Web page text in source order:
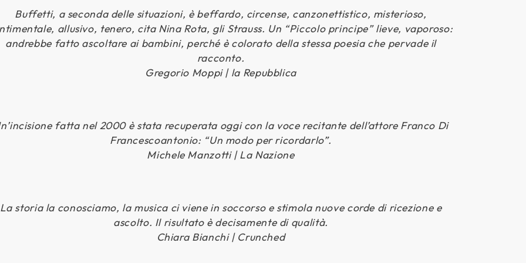
Buffetti, a seconda delle situazioni, è beffardo, circense, canzonettistico, misterioso,
allusivo, tenero, cita Nina Rota, gli Strauss. Un “Piccolo principe” lieve, vaporoso:
andrebbe fatto ascoltare ai bambini, perché è colorato della stessa poesia che pervade il
racconto.
Gregorio Moppi | la Repubblica
fatta nel 2000 è stata recuperata oggi con la voce recitante dell’attore Franco Di
Francescoantonio: “Un modo per ricordarlo”.
Michele Manzotti | La Nazione
La storia la conosciamo, la musica ci viene in soccorso e stimola nuove corde di ricezione e
ascolto. Il risultato è decisamente di qualità.
Chiara Bianchi | Crunched